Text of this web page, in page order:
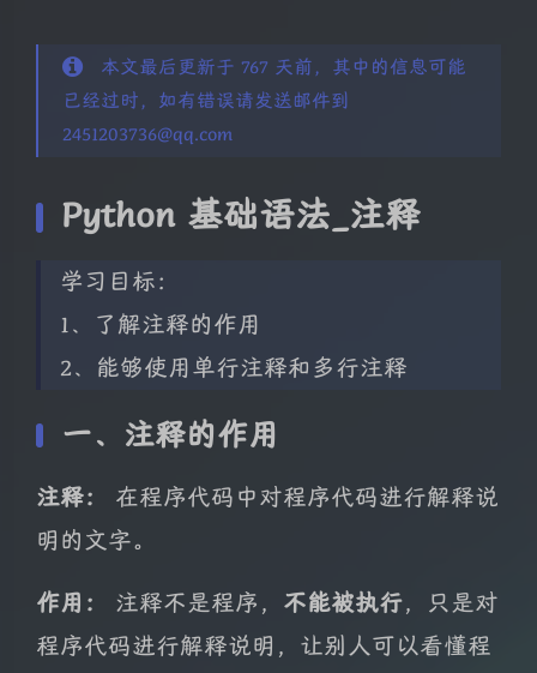
本文最后更新于 767 天前，其中的信息可能
已经过时，如有错误请发送邮件到
2451203736@qq.com
Python 基础语法_注释
学习目标：
1、了解注释的作用
2、能够使用单行注释和多行注释
一、注释的作用
注释：
在程序代码中对程序代码进行解释说
明的文字。
作用： 注释不是程序， 不能被执行，只是对
程序代码进行解释说明，让别人可以看懂程